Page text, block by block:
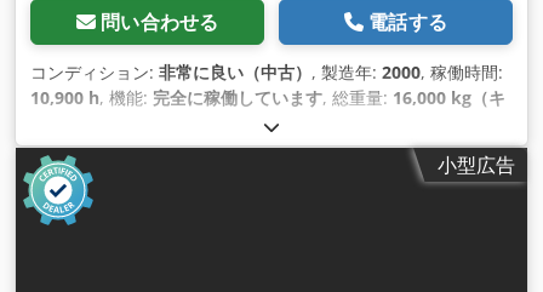
問い合わせる 電話する
コンディション: 非常に良い（中古） , 製造年: 2000, 稼働時間:
10,900 h, 機能: 完全に稼働しています, 総重量: 16,000 kg（キ
308 キロワット (418.76 馬力)
小型広告